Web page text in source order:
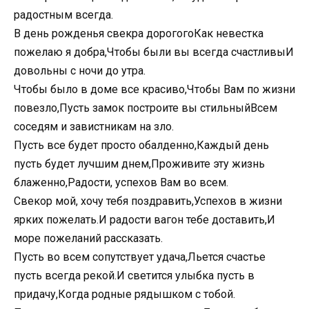
радостным всегда.
В день рожденья свекра дорогогоКак невестка
пожелаю я добра,Чтобы были вы всегда счастливыИ
довольны с ночи до утра.
Чтобы было в доме все красиво,Чтобы Вам по жизни
повезло,Пусть замок построите вы стильныйВсем
соседям и завистникам на зло.
Пусть все будет просто обалденно,Каждый день
пусть будет лучшим днем,Проживите эту жизнь
блаженно,Радости, успехов Вам во всем.
Свекор мой, хочу тебя поздравить,Успехов в жизни
ярких пожелать.И радости вагон тебе доставить,И
море пожеланий рассказать.
Пусть во всем сопутствует удача,Льется счастье
пусть всегда рекой.И светится улыбка пусть в
придачу,Когда родные рядышком с тобой.